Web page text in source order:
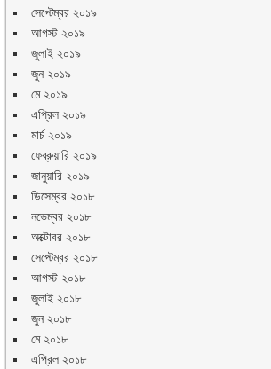
সেপ্টেম্বর ২০১৯
আগস্ট ২০১৯
জুলাই ২০১৯
জুন ২০১৯
মে ২০১৯
এপ্রিল ২০১৯
মার্চ ২০১৯
ফেব্রুয়ারি ২০১৯
জানুয়ারি ২০১৯
ডিসেম্বর ২০১৮
নভেম্বর ২০১৮
অক্টোবর ২০১৮
সেপ্টেম্বর ২০১৮
আগস্ট ২০১৮
জুলাই ২০১৮
জুন ২০১৮
মে ২০১৮
এপ্রিল ২০১৮